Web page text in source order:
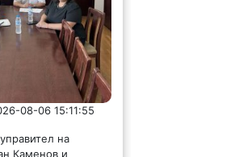
08-06 15:11:55
на
Каменов и